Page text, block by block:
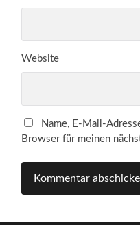
Website
Name, E-Mail-
Browser für meinen